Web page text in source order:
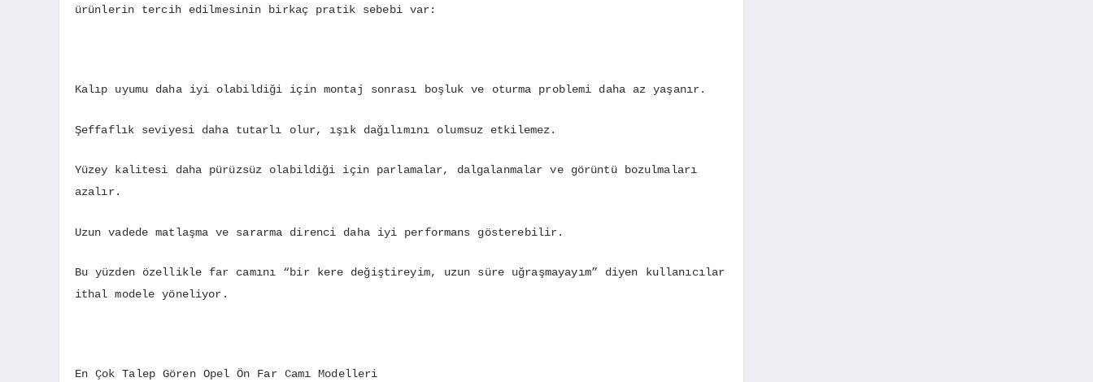
ürünlerin tercih edilmesinin birkaç pratik sebebi var:
Kalıp uyumu daha iyi olabildiği için montaj sonrası boşluk ve oturma problemi daha az yaşanır.
Şeffaflık seviyesi daha tutarlı olur, ışık dağılımını olumsuz etkilemez.
Yüzey kalitesi daha pürüzsüz olabildiği için parlamalar, dalgalanmalar ve görüntü bozulmaları
azalır.
Uzun vadede matlaşma ve sararma direnci daha iyi performans gösterebilir.
Bu yüzden özellikle far camını “bir kere değiştireyim, uzun süre uğraşmayayım” diyen kullanıcılar
ithal modele yöneliyor.
En Çok Talep Gören Opel Ön Far Camı Modelleri